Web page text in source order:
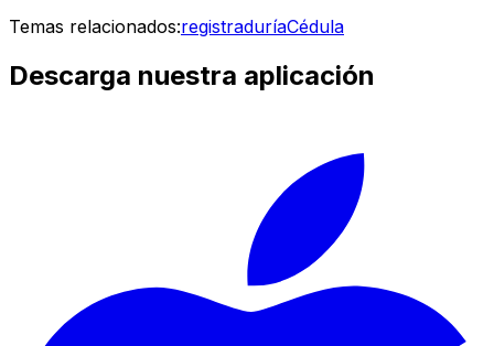
Temas relacionados:registraduríaCédula
Descarga nuestra aplicación